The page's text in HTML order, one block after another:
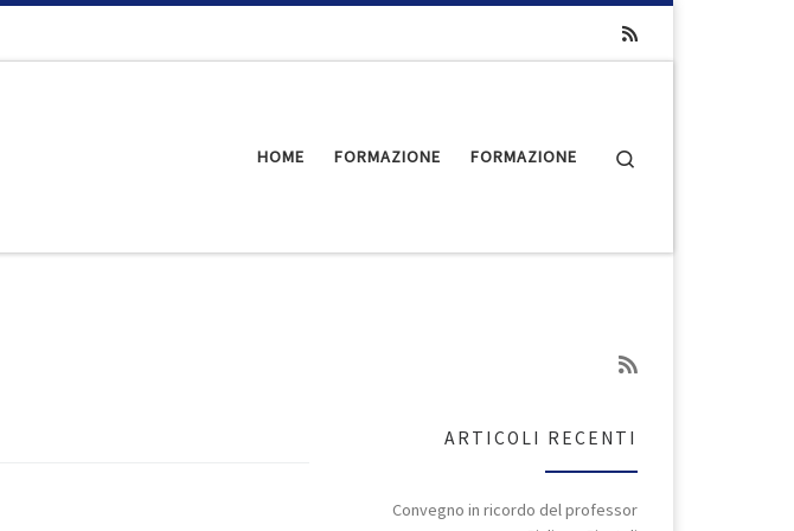
HOME FORMAZIONE FORMAZIONE
ARTICOLI RECENTI
Convegno in ricordo del professor